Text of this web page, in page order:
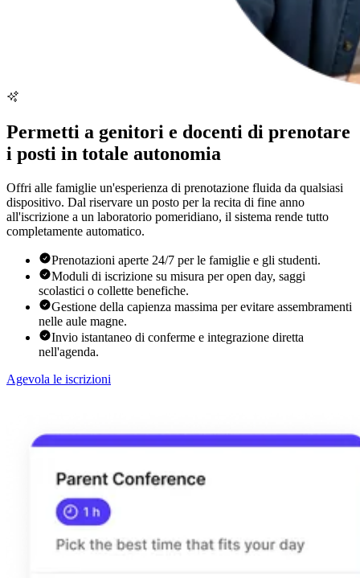
Permetti a genitori e docenti di prenotare
i posti in totale autonomia
Offri alle famiglie un'esperienza di prenotazione fluida da qualsiasi
dispositivo. Dal riservare un posto per la recita di fine anno
all'iscrizione a un laboratorio pomeridiano, il sistema rende tutto
completamente automatico.
Prenotazioni aperte 24/7 per le famiglie e gli studenti.
Moduli di iscrizione su misura per open day, saggi
scolastici o collette benefiche.
Gestione della capienza massima per evitare assembramenti
nelle aule magne.
Invio istantaneo di conferme e integrazione diretta
nell'agenda.
Agevola le iscrizioni